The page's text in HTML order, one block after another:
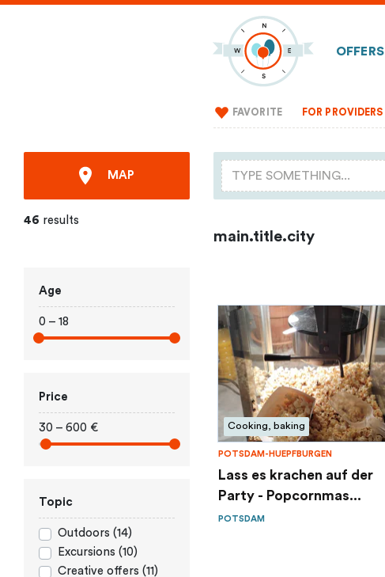
OFFERS
FAVORITE FOR PROVIDERS
MAP
46 results
Age
0 – 18
Price
30 – 600 €
Topic
Outdoors (14)
Excursions (10)
Creative offers (11)
main.title.city
Cooking, baking
POTSDAM-HUEPFBURGEN
Lass es krachen auf der
Party - Popcornmas...
POTSDAM